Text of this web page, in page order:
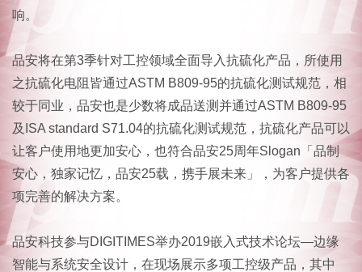
响。
品安将在第3季针对工控领域全面导入抗硫化产品，所使用
之抗硫化电阻皆通过ASTM B809-95的抗硫化测试规范，相
较于同业，品安也是少数将成品送测并通过ASTM B809-95
及ISA standard S71.04的抗硫化测试规范，抗硫化产品可以
让客户使用地更加安心，也符合品安25周年Slogan「品制
安心，独家记忆，品安25载，携手展未来」，为客户提供各
项完善的解决方案。
品安科技参与DIGITIMES举办2019嵌入式技术论坛—边缘
智能与系统安全设计，在现场展示多项工控级产品，其中